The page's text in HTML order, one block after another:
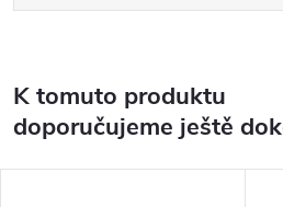
K tomuto produktu
doporučujeme ještě